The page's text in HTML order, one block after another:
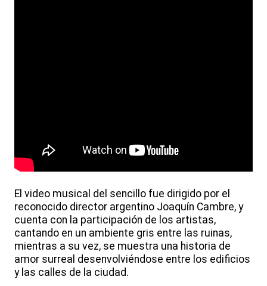
El video musical del sencillo fue dirigido por el
reconocido director argentino Joaquín Cambre, y
cuenta con la participación de los artistas,
cantando en un ambiente gris entre las ruinas,
mientras a su vez, se muestra una historia de
amor surreal desenvolviéndose entre los edificios
y las calles de la ciudad.